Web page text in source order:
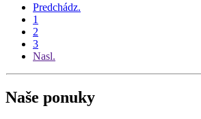
Predchádz.
1
2
3
Nasl.
Naše ponuky